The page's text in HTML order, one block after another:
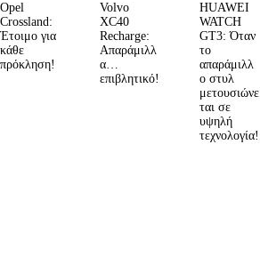
Opel
Crossland:
Έτοιμο για
κάθε
πρόκληση!
Volvo
XC40
Recharge:
Απαράμιλλ
α…
επιβλητικό!
HUAWEI
WATCH
GT3: Όταν
το
απαράμιλλ
ο στυλ
μετουσιώνε
ται σε
υψηλή
τεχνολογία!